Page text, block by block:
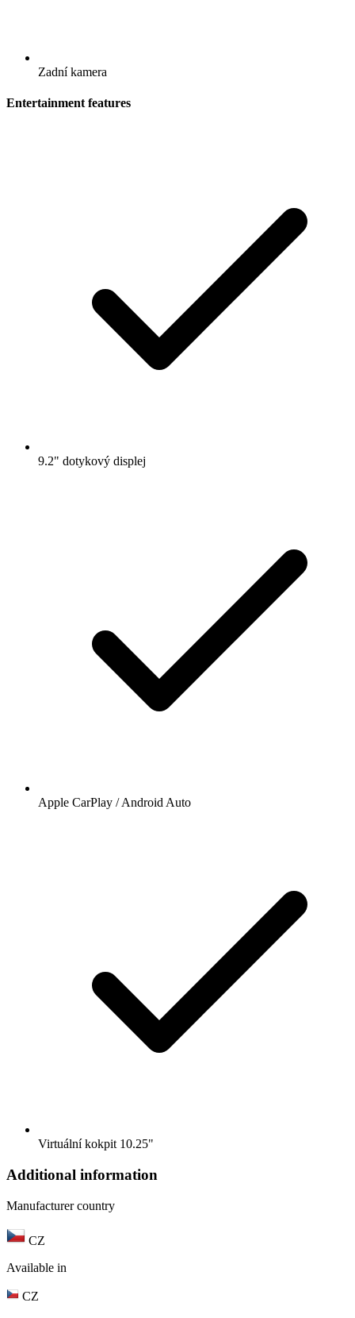
Zadní kamera
Entertainment features
9.2" dotykový displej
Apple CarPlay / Android Auto
Virtuální kokpit 10.25"
Additional information
Manufacturer country
CZ
Available in
CZ